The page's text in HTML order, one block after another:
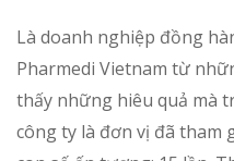
Là doanh nghiệp đồng
Pharmedi Vietnam từ
thấy những hiêu quả mà
công ty là đơn vị đã tham